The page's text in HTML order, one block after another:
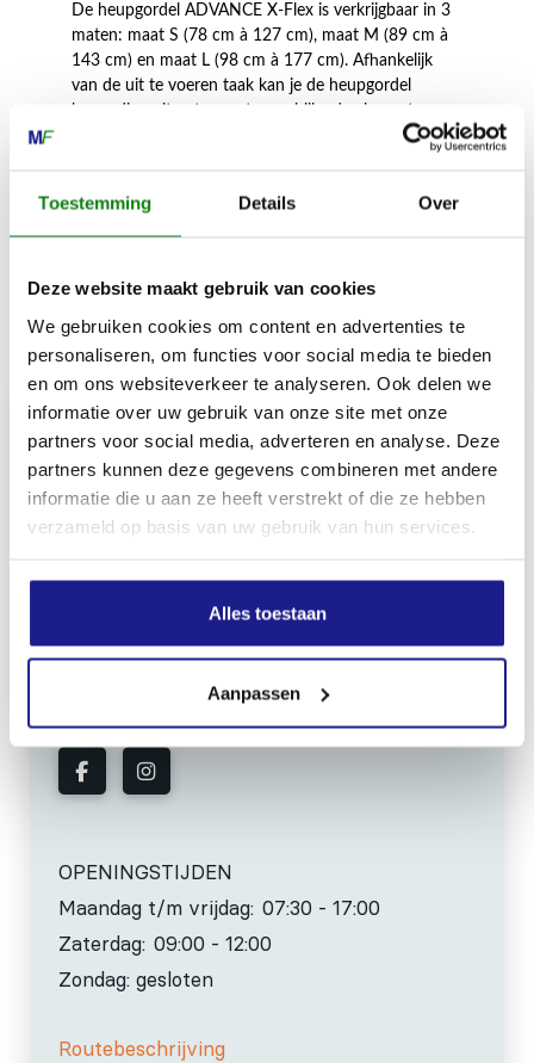
Toestemming Details Over
Deze website maakt gebruik van cookies
We gebruiken cookies om content en advertenties te
personaliseren, om functies voor social media te bieden
en om ons websiteverkeer te analyseren. Ook delen we
informatie over uw gebruik van onze site met onze
partners voor social media, adverteren en analyse. Deze
partners kunnen deze gegevens combineren met andere
informatie die u aan ze heeft verstrekt of die ze hebben
verzameld op basis van uw gebruik van hun services.
Alles toestaan
Aanpassen
De heupgordel ADVANCE X-Flex is verkrijgbaar in 3
maten: maat S (78 cm à 127 cm), maat M (89 cm à
143 cm) en maat L (98 cm à 177 cm). Afhankelijk
van de uit te voeren taak kan je de heupgordel
bovendien uitrusten met verschillende elementen van
voor de heupgordel STIHL ADVANCE X-Flex :
Inhoud door
MECHANISATIE FRANEKER
Kiehoek 26
info@mechanisatiefraneker.nl
06-83139573
OPENINGSTIJDEN
Maandag t/m vrijdag: 07:30 - 17:00
Zaterdag: 09:00 - 12:00
Zondag: gesloten
Routebeschrijving